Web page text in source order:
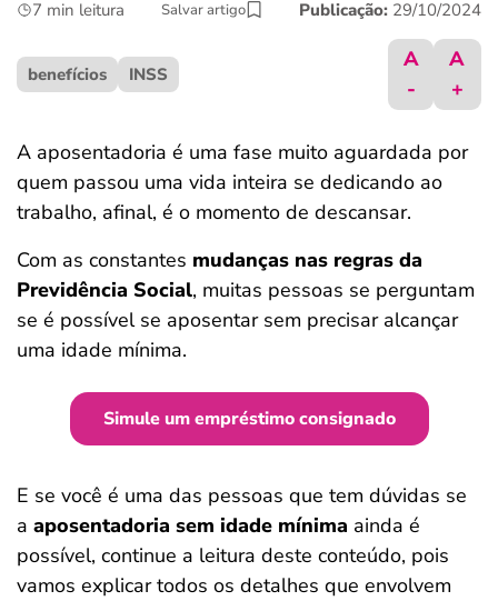
últimas notícias
ferramentas
7 min leitura Salvar artigo Publicação: 29/10/2024
benefícios INSS
A
-
A
+
A aposentadoria é uma fase muito aguardada por
quem passou uma vida inteira se dedicando ao
trabalho, afinal, é o momento de descansar.
Com as constantes mudanças nas regras da
Previdência Social, muitas pessoas se perguntam
se é possível se aposentar sem precisar alcançar
uma idade mínima.
Simule um empréstimo consignado
E se você é uma das pessoas que tem dúvidas se
a aposentadoria sem idade mínima ainda é
possível, continue a leitura deste conteúdo, pois
vamos explicar todos os detalhes que envolvem